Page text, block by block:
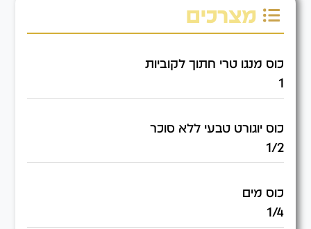
מצרכים
כוס מנגו טרי חתוך לקוביות
1
כוס יוגורט טבעי ללא סוכר
1/2
כוס מים
1/4